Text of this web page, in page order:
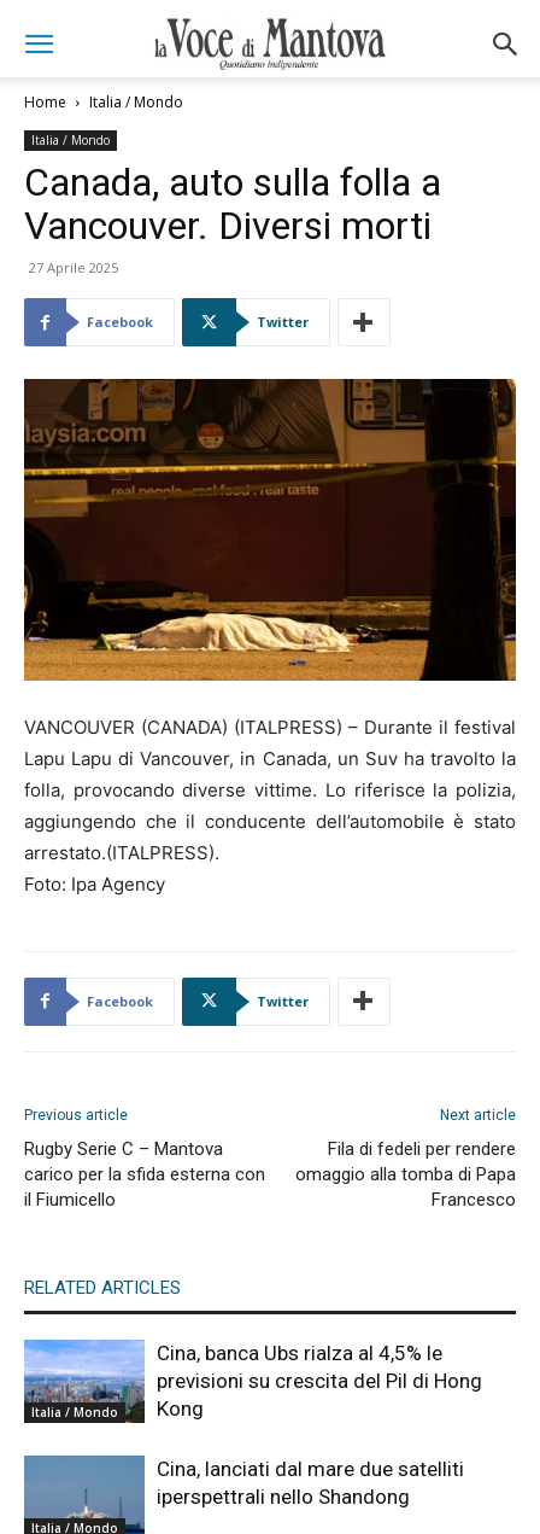
Home Italia / Mondo
Italia / Mondo
Canada, auto sulla folla a
Vancouver. Diversi morti
27 Aprile 2025
Facebook Twitter
VANCOUVER (CANADA) (ITALPRESS) – Durante il festival
Lapu Lapu di Vancouver, in Canada, un Suv ha travolto la
folla, provocando diverse vittime. Lo riferisce la polizia,
aggiungendo che il conducente dell’automobile è stato
arrestato.(ITALPRESS).
Foto: Ipa Agency
Facebook Twitter
Previous article
Rugby Serie C – Mantova
carico per la sfida esterna con
il Fiumicello
Next article
Fila di fedeli per rendere
omaggio alla tomba di Papa
Francesco
RELATED ARTICLES
Italia / Mondo
Cina, banca Ubs rialza al 4,5% le
previsioni su crescita del Pil di Hong
Kong
Italia / Mondo
Cina, lanciati dal mare due satelliti
iperspettrali nello Shandong